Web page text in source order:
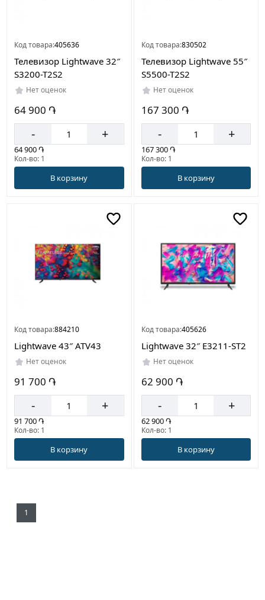
Код товара:405636
Телевизор Lightwave 32″
S3200-T2S2
Нет оценок
64 900 ֏
- +
64 900 ֏
Кол-во: 1
В корзину
Код товара:830502
Телевизор Lightwave 55″
S5500-T2S2
Нет оценок
167 300 ֏
- +
167 300 ֏
Кол-во: 1
В корзину
Код товара:884210
Lightwave 43″ ATV43
Нет оценок
91 700 ֏
- +
91 700 ֏
Кол-во: 1
В корзину
Код товара:405626
Lightwave 32″ E3211-ST2
Нет оценок
62 900 ֏
- +
62 900 ֏
Кол-во: 1
В корзину
1